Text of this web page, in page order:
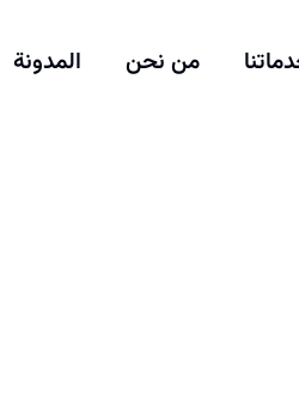
من نحن المدونة